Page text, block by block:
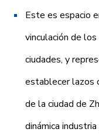
Este es espacio
vinculación de
ciudades, y
establecer lazos
de la ciudad de
dinámica